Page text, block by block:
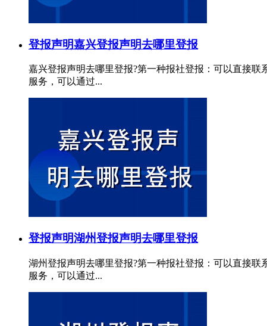
登报声明嘉兴登报声明去哪里登报
嘉兴登报声明去哪里登报?第一种报社登报：可以直接
服务，可以通过...
登报声明湖州登报声明去哪里登报
湖州登报声明去哪里登报?第一种报社登报：可以直接
服务，可以通过...